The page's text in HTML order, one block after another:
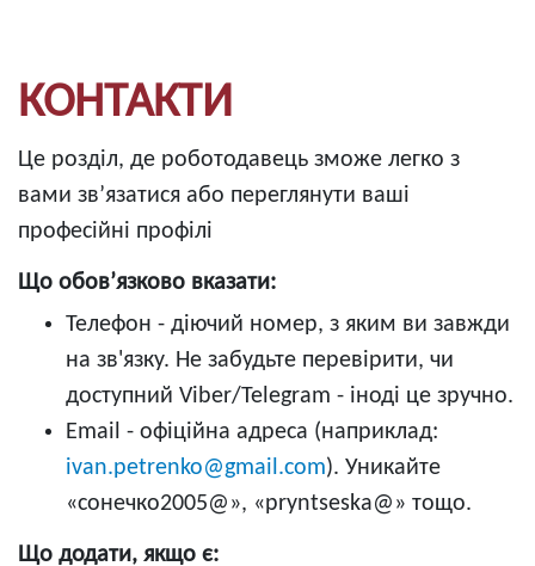
КОНТАКТИ
Це розділ, де роботодавець зможе легко з
вами зв’язатися або переглянути ваші
професійні профілі
Що обов’язково вказати:
Телефон - діючий номер, з яким ви завжди
на зв'язку. Не забудьте перевірити, чи
доступний Viber/Telegram - іноді це зручно.
Email - офіційна адреса (наприклад:
ivan.petrenko@gmail.com). Уникайте
«сонечко2005@», «pryntseska@» тощо.
Що додати, якщо є: